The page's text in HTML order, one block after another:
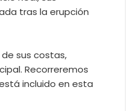
tras la erupción
sus costas,
Recorreremos
incluido en esta